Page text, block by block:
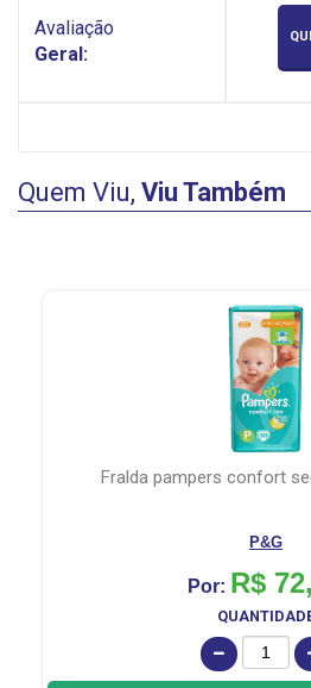
Avaliação
Geral:
Quem Viu, Viu Também
fralda pampers confort
P&G
Por: R$